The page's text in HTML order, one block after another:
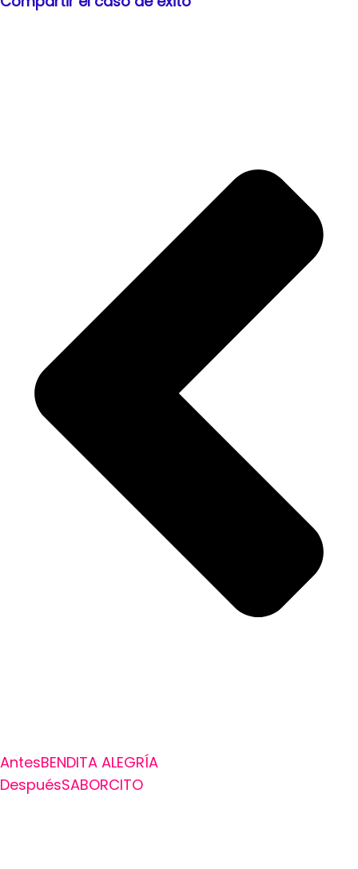
AntesBENDITA ALEGRÍA
DespuésSABORCITO